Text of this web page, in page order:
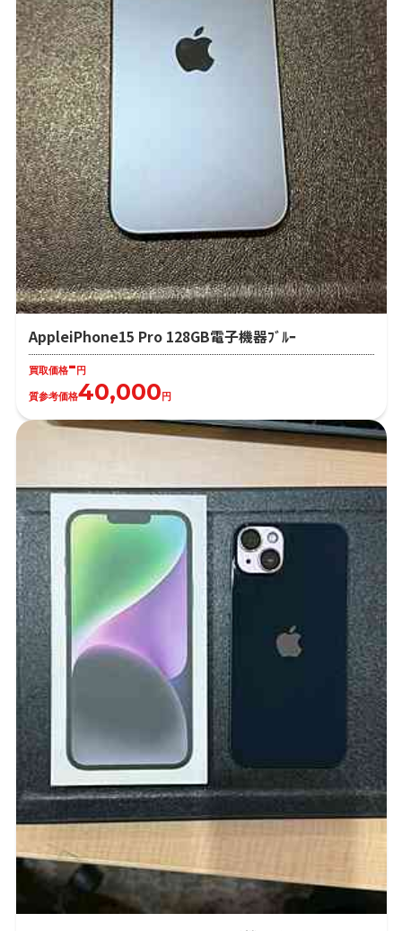
AppleiPhone15 Pro 128GB電子機器ﾌﾞﾙｰ
買取価格-円
質参考価格40,000円